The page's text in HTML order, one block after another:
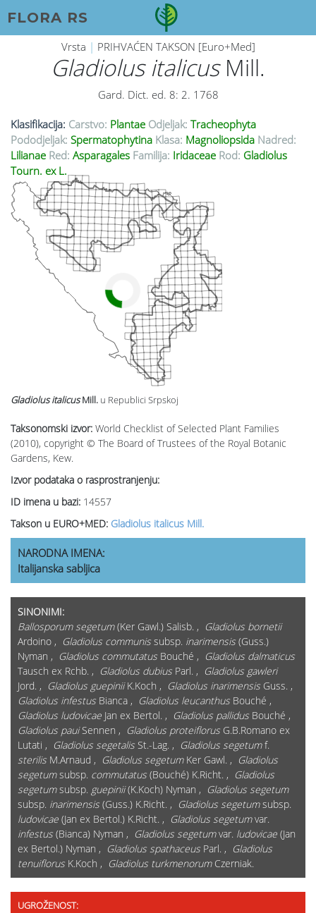
FLORA RS
Vrsta | PRIHVAĆEN TAKSON [Euro+Med]
Gladiolus italicusMill.
Gard. Dict. ed. 8: 2. 1768
Klasifikacija: Carstvo: Plantae Odjeljak: Tracheophyta
Pododjeljak: Spermatophytina Klasa: Magnoliopsida Nadred:
Lilianae Red: Asparagales Familija: Iridaceae Rod: Gladiolus
Tourn. ex L.
Taksonomski izvor: World Checklist of Selected Plant Families
(2010), copyright © The Board of Trustees of the Royal Botanic
Gardens, Kew.
Izvor podataka o rasprostranjenju:
ID imena u bazi: 14557
Takson u EURO+MED: Gladiolus italicus Mill.
Gladiolus italicusMill. u Republici Srpskoj
NARODNA IMENA:
Italijanska sabljica
SINONIMI:
Ballosporum segetum(Ker Gawl.) Salisb. , Gladiolus bornetii
Ardoino , Gladiolus communis subsp. inarimensis (Guss.)
Nyman , Gladiolus commutatus Bouché , Gladiolus dalmaticus
Tausch ex Rchb. , Gladiolus dubius Parl. , Gladiolus gawleri
Jord. , Gladiolus guepiniiK.Koch , Gladiolus inarimensis Guss. ,
Gladiolus infestus Bianca , Gladiolus leucanthus Bouché ,
Gladiolus ludovicae Jan ex Bertol. , Gladiolus pallidus Bouché ,
Gladiolus pauiSennen , Gladiolus proteiflorus G.B.Romano ex
Lutati , Gladiolus segetalis St.-Lag. , Gladiolus segetumf.
sterilis M.Arnaud , Gladiolus segetumKer Gawl. , Gladiolus
segetumsubsp. commutatus (Bouché) K.Richt. , Gladiolus
segetumsubsp. guepinii(K.Koch) Nyman , Gladiolus segetum
subsp. inarimensis (Guss.) K.Richt. , Gladiolus segetumsubsp.
ludovicae (Jan ex Bertol.) K.Richt. , Gladiolus segetumvar.
infestus (Bianca) Nyman , Gladiolus segetumvar. ludovicae (Jan
ex Bertol.) Nyman , Gladiolus spathaceus Parl. , Gladiolus
tenuiflorus K.Koch , Gladiolus turkmenorumCzerniak.
UGROŽENOST: